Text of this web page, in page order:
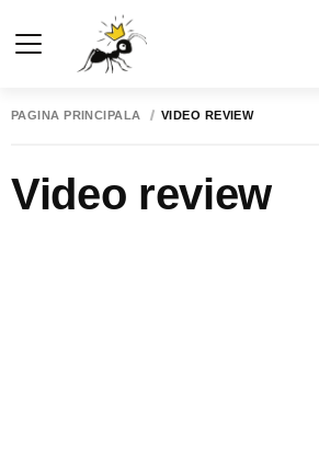
PAGINA PRINCIPALĂ VIDEO REVIEW
Video review